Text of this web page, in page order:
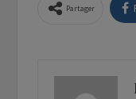
Partager